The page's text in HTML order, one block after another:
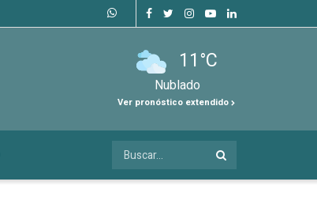
11°C
Nublado
Ver pronóstico extendido